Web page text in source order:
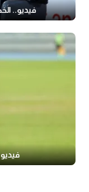
فيديو..